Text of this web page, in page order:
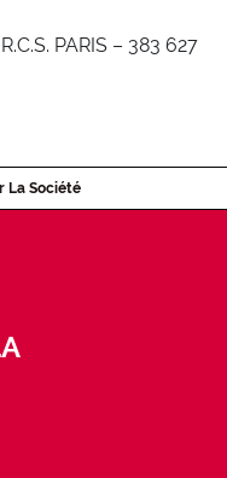
PARIS – 383 627
La Société